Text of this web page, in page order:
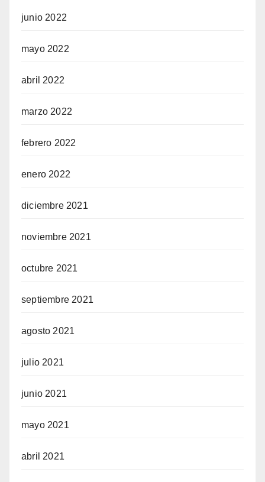
junio 2022
mayo 2022
abril 2022
marzo 2022
febrero 2022
enero 2022
diciembre 2021
noviembre 2021
octubre 2021
septiembre 2021
agosto 2021
julio 2021
junio 2021
mayo 2021
abril 2021